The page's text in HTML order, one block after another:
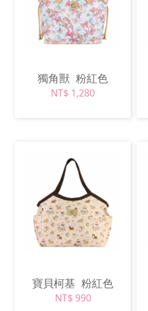
獨角獸 粉紅色
NT$ 1,280
寶貝柯基 粉紅色
NT$ 990